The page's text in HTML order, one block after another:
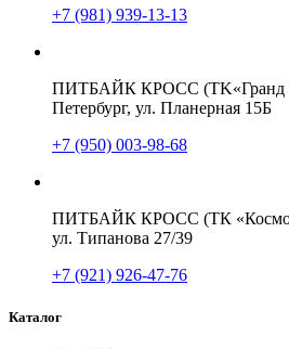
+7 (981) 939-13-13
ПИТБАЙК КРОСС (TK«Гранд
Петербург, ул. Планерная 15Б
+7 (950) 003-98-68
ПИТБАЙК КРОСС (ТК
ул. Типанова 27/39
+7 (921) 926-47-76
Каталог